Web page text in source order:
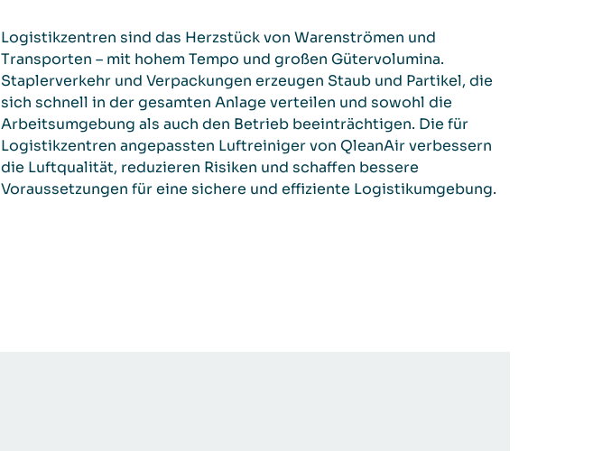
Logistikzentren sind das Herzstück von Warenströmen und
Transporten – mit hohem Tempo und großen Gütervolumina.
Staplerverkehr und Verpackungen erzeugen Staub und Partikel, die
sich schnell in der gesamten Anlage verteilen und sowohl die
Arbeitsumgebung als auch den Betrieb beeinträchtigen. Die für
Logistikzentren angepassten Luftreiniger von QleanAir verbessern
die Luftqualität, reduzieren Risiken und schaffen bessere
Voraussetzungen für eine sichere und effiziente Logistikumgebung.